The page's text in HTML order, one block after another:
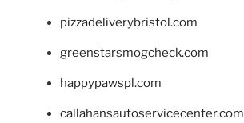
pizzadeliverybristol.com
greenstarsmogcheck.com
happypawspl.com
callahansautoservicecenter.com